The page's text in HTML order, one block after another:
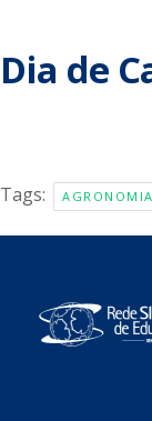
Dia de
Tags: AGRONOMIA